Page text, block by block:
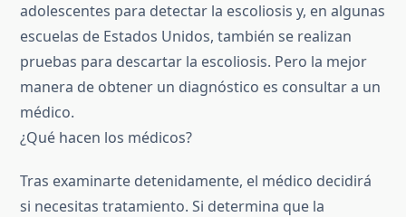
adolescentes para detectar la escoliosis y, en algunas
escuelas de Estados Unidos, también se realizan
pruebas para descartar la escoliosis. Pero la mejor
manera de obtener un diagnóstico es consultar a un
médico.
¿Qué hacen los médicos?
Tras examinarte detenidamente, el médico decidirá
si necesitas tratamiento. Si determina que la